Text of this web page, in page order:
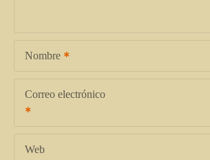
Nombre
Correo electrónico
Web